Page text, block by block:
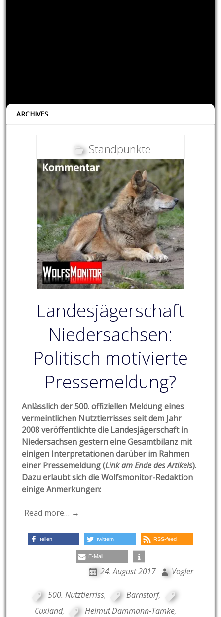
ARCHIVES
Standpunkte
Landesjägerschaft
Niedersachsen:
Politisch motivierte
Pressemeldung?
Anlässlich der 500. offiziellen Meldung eines
vermeintlichen Nutztierrisses seit dem Jahr
2008 veröffentlichte die Landesjägerschaft in
Niedersachsen gestern eine Gesamtbilanz mit
einigen Interpretationen darüber im Rahmen
einer Pressemeldung (Link am Ende des Artikels).
Dazu erlaubt sich die Wolfsmonitor-Redaktion
einige Anmerkungen:
Read more… →
teilen twittern RSS-feed
E-Mail
24. August 2017 Vogler
500. Nutztierriss, Barnstorf,
Cuxland, Helmut Dammann-Tamke,